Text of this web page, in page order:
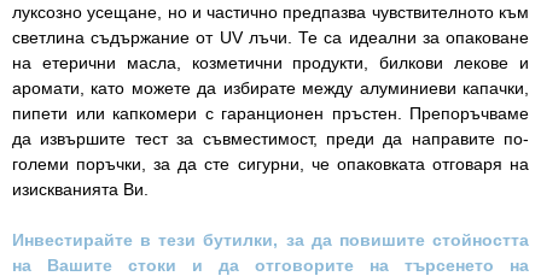
луксозно усещане, но и частично предпазва чувствителното към
светлина съдържание от UV лъчи. Те са идеални за опаковане
на етерични масла, козметични продукти, билкови лекове и
аромати, като можете да избирате между алуминиеви капачки,
пипети или капкомери с гаранционен пръстен. Препоръчваме
да извършите тест за съвместимост, преди да направите по-
големи поръчки, за да сте сигурни, че опаковката отговаря на
изискванията Ви.
Инвестирайте в тези бутилки, за да повишите стойността
на Вашите стоки и да отговорите на търсенето на